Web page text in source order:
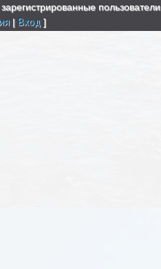
пользователи.
| Вход ]